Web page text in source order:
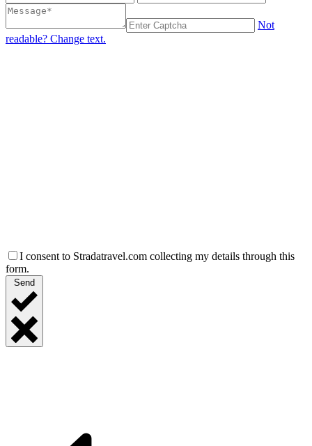
Not
readable? Change text.
I consent to Stradatravel.com collecting my details through this
form.
Send